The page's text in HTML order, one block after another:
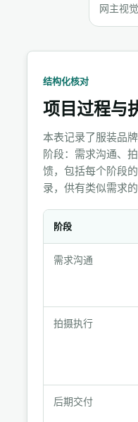
网主视
结构化核对
项目过程与
本表记录了服装品
阶段：需求沟通、
馈，包括每个阶段
录，供有类似需求
与
录
阶段
需求沟通
拍摄执行
后期交付